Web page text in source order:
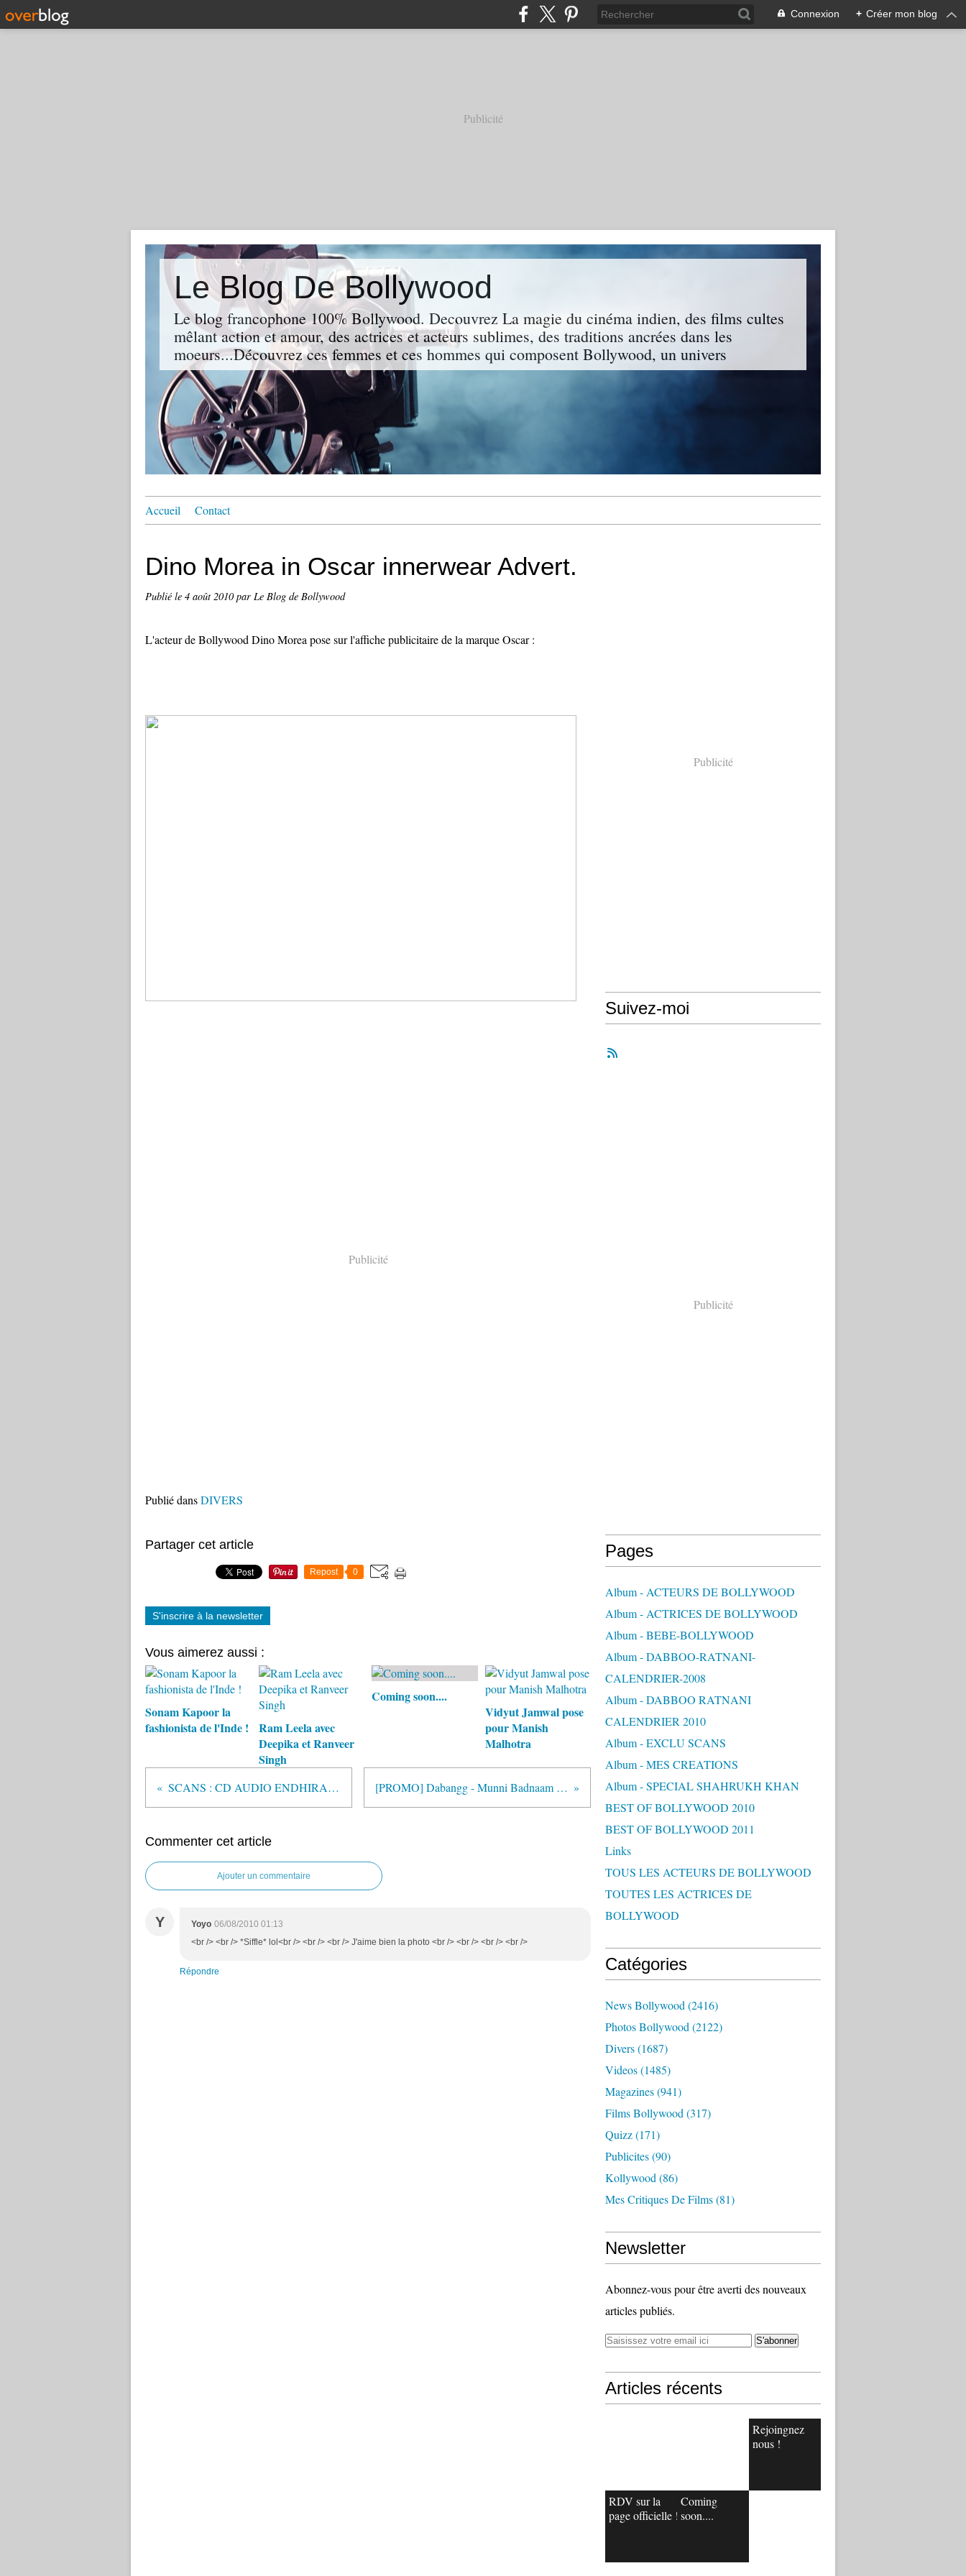
Connexion + Créer mon blog
Publicité
Le Blog De Bollywood
Le blog francophone 100% Bollywood. Decouvrez La magie du cinéma indien, des films cultes
mêlant action et amour, des actrices et acteurs sublimes, des traditions ancrées dans les
moeurs...Découvrez ces femmes et ces hommes qui composent Bollywood, un univers
Accueil Contact
Dino Morea in Oscar innerwear Advert.
Publié le 4 août 2010par Le Blog de Bollywood
L'acteur de Bollywood Dino Morea pose sur l'affiche publicitaire de la marque Oscar :
Publicité
Publié dansDIVERS
Partager cet article
Repost 0
S'inscrire à la newsletter
Vous aimerez aussi :
Sonam Kapoor la
fashionista de l'Inde !
Ram Leela avec
Deepika et Ranveer
Singh
Coming soon....
Vidyut Jamwal pose
pour Manish
Malhotra
SCANS : CD AUDIO ENDHIRAN avec Aishwarya Rai Bachchan [PROMO] Dabangg - Munni Badnaam avec Salman Khan & Malaika Arora
Commenter cet article
Ajouter un commentaire
Y Yoyo 06/08/2010 01:13
<br /> <br /> *Siffle* lol<br /> <br /> <br /> J'aime bien la photo <br /> <br /> <br /> <br />
Répondre
Publicité
Suivez-moi
Publicité
Pages
Album - ACTEURS DE BOLLYWOOD
Album - ACTRICES DE BOLLYWOOD
Album - BEBE-BOLLYWOOD
Album - DABBOO-RATNANI-
CALENDRIER-2008
Album - DABBOO RATNANI
CALENDRIER 2010
Album - EXCLU SCANS
Album - MES CREATIONS
Album - SPECIAL SHAHRUKH KHAN
BEST OF BOLLYWOOD 2010
BEST OF BOLLYWOOD 2011
Links
TOUS LES ACTEURS DE BOLLYWOOD
TOUTES LES ACTRICES DE
BOLLYWOOD
Catégories
News Bollywood (2416)
Photos Bollywood (2122)
Divers(1687)
Videos(1485)
Magazines(941)
Films Bollywood (317)
Quizz(171)
Publicites(90)
Kollywood (86)
Mes Critiques De Films(81)
Newsletter
Abonnez-vous pour être averti des nouveaux
articles publiés.
Articles récents
Rejoingnez
nous !
RDV sur la
page officielle !
Coming
soon....